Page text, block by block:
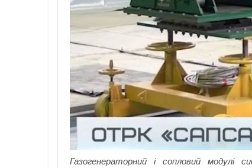
Газогенераторний і сопловий модулі